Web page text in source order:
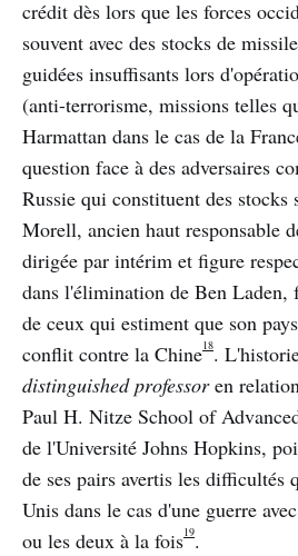
crédit dès lors que les forces
souvent avec des stocks de
guidées insuffisants lors
(anti-terrorisme, missions telles
Harmattan dans le cas de la
question face à des adversaires
Russie qui constituent des
Morell, ancien haut responsable
dirigée par intérim et figure
dans l'élimination de Ben Laden,
de ceux qui estiment que son
conflit contre la Chine18.
distinguished professoren
Paul H. Nitze School of
de l'Université Johns Hopkins,
de ses pairs avertis les difficultés
Unis dans le cas d'une guerre
ou les deux à la fois19.